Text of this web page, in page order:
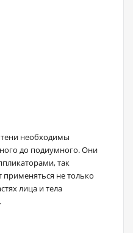
необходимы
до подиумного. Они
так
не только
лица и тела